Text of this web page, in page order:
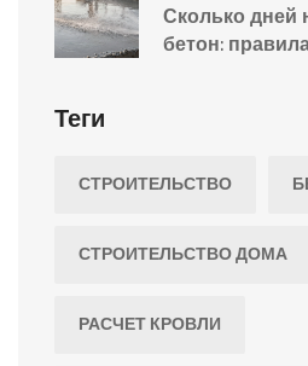
Сколько дней
бетон:
Теги
СТРОИТЕЛЬСТВО
СТРОИТЕЛЬСТВО ДОМА
РАСЧЕТ КРОВЛИ